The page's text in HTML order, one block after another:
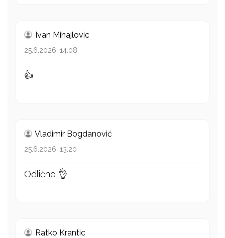
Ivan Mihajlovic
25.6.2026. 14:08
👍
Vladimir Bogdanović
25.6.2026. 13:20
Odlično!👌
Ratko Krantic